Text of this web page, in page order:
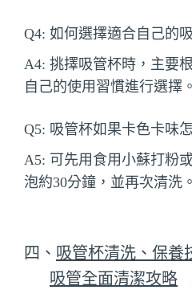
Q4: 如何選擇適合自己的
A4: 挑擇吸管杯時，主要
自己的使用習慣進行選擇。
Q5: 吸管杯如果卡色卡味
A5: 可先用食用小蘇打粉
泡約30分鐘，並再次清洗。
四、 吸管杯清洗、保養
吸管全面清潔攻略